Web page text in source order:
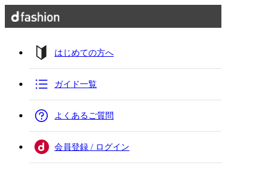
はじめての方へ
ガイド一覧
よくあるご質問
会員登録 / ログイン